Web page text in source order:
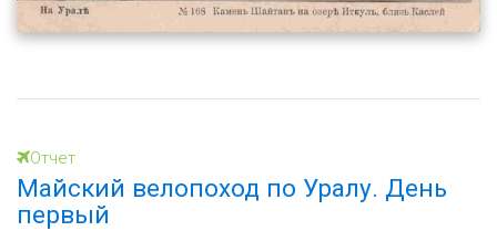
Отчет
Майский велопоход по Уралу. День
первый